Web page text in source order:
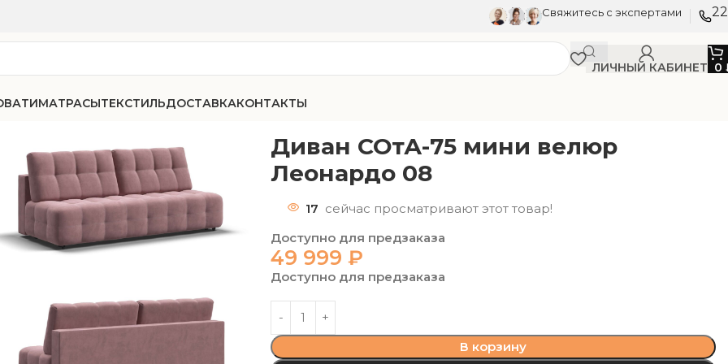
Свяжитесь с экспертами
ЛИЧНЫЙ КАБИНЕТ 0
МАТРАСЫТЕКСТИЛЬДОСТАВКАКОНТАКТЫ
Диван СОтА-75 мини велюр
Леонардо 08
17 сейчас просматривают этот товар!
Доступно для предзаказа
49 999₽
Доступно для предзаказа
В корзину